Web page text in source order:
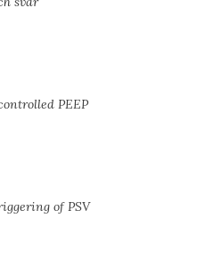
PEEP
of PSV